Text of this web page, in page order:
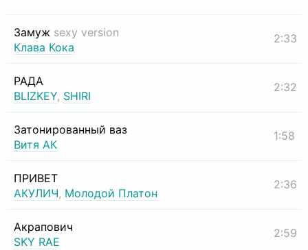
Замуж sexy version
Клава Кока
2:33
РАДА
BLIZKEY, SHIRI
2:32
Затонированный ваз
Витя АК
1:58
ПРИВЕТ
АКУЛИЧ, Молодой Платон
2:36
Акрапович
SKY RAE
2:59